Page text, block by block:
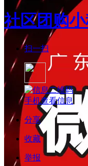
社区团购
扫一扫
手机查看信息
分享
收藏
举报